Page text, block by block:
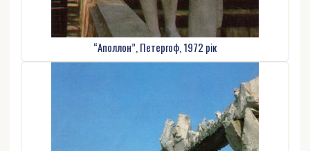
“Аполлон”, Петергоф, 1972 рік